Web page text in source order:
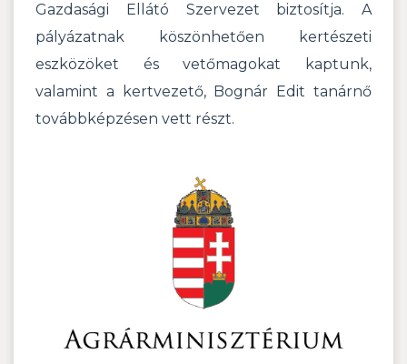
Gazdasági Ellátó Szervezet biztosítja. A
pályázatnak köszönhetően kertészeti
eszközöket és vetőmagokat kaptunk,
valamint a kertvezető, Bognár Edit tanárnő
továbbképzésen vett részt.